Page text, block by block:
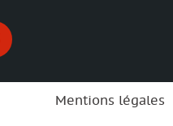
Mentions légales